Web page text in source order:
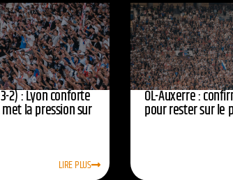
2) : Lyon conforte
la pression sur
LIRE PLUS
OL-Auxerre :
pour rester sur le